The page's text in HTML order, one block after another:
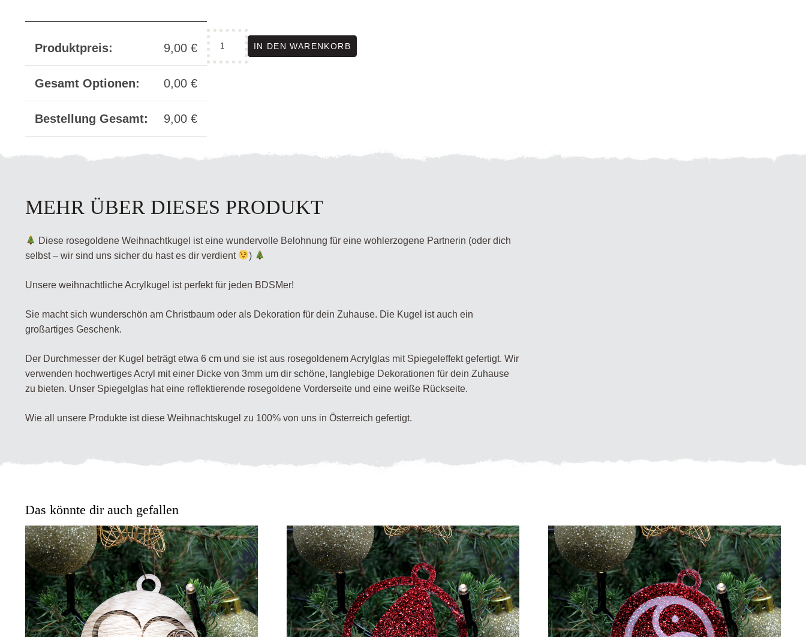
Produktpreis: 9,00 €
Gesamt Optionen: 0,00 €
Bestellung Gesamt: 9,00 €
spiegelnde
Christbaumkugel
"good
IN DEN WARENKORB
MEHR ÜBER DIESES PRODUKT
Diese rosegoldene Weihnachtkugel ist eine wundervolle Belohnung für eine wohlerzogene Partnerin (oder dich
selbst – wir sind uns sicher du hast es dir verdient
)
Unsere weihnachtliche Acrylkugel ist perfekt für jeden BDSMer!
Sie macht sich wunderschön am Christbaum oder als Dekoration für dein Zuhause. Die Kugel ist auch ein
großartiges Geschenk.
Der Durchmesser der Kugel beträgt etwa 6 cm und sie ist aus rosegoldenem Acrylglas mit Spiegeleffekt gefertigt. Wir
verwenden hochwertiges Acryl mit einer Dicke von 3mm um dir schöne, langlebige Dekorationen für dein Zuhause
zu bieten. Unser Spiegelglas hat eine reflektierende rosegoldene Vorderseite und eine weiße Rückseite.
Wie all unsere Produkte ist diese Weihnachtskugel zu 100% von uns in Österreich gefertigt.
Das könnte dir auch gefallen